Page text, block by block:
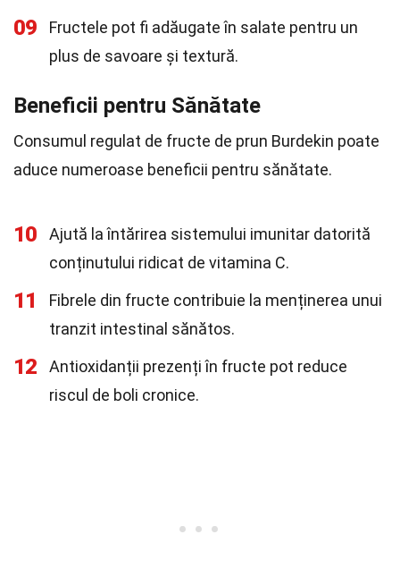
09
Fructele pot fi adăugate în salate pentru un
plus de savoare și textură.
Beneficii pentru Sănătate
Consumul regulat de fructe de prun Burdekin poate
aduce numeroase beneficii pentru sănătate.
10
Ajută la întărirea sistemului imunitar datorită
conținutului ridicat de vitamina C.
11
Fibrele din fructe contribuie la menținerea unui
tranzit intestinal sănătos.
12
Antioxidanții prezenți în fructe pot reduce
riscul de boli cronice.